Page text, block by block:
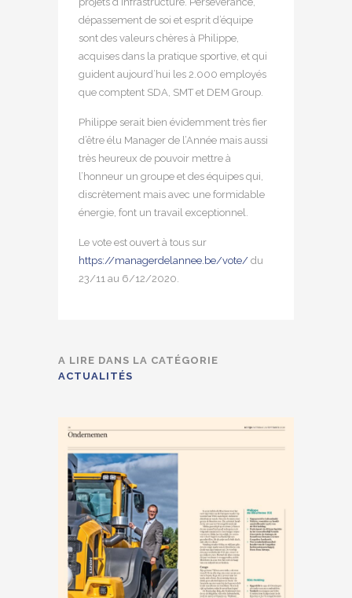
dépassement de soi et esprit d’équipe
sont des valeurs chères à Philippe,
acquises dans la pratique sportive, et qui
guident aujourd’hui les 2.000 employés
que comptent SDA, SMT et DEM Group.
Philippe serait bien évidemment très fier
d’être élu Manager de l’Année mais aussi
très heureux de pouvoir mettre à
l’honneur un groupe et des équipes qui,
discrètement mais avec une formidable
énergie, font un travail exceptionnel.
Le vote est ouvert à tous sur
https://managerdelannee.be/vote/ du
23/11 au 6/12/2020.
A LIRE DANS LA CATÉGORIE
ACTUALITÉS